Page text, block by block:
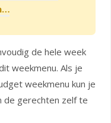
de hele week
weekmenu. Als je
weekmenu kun je
de gerechten zelf te